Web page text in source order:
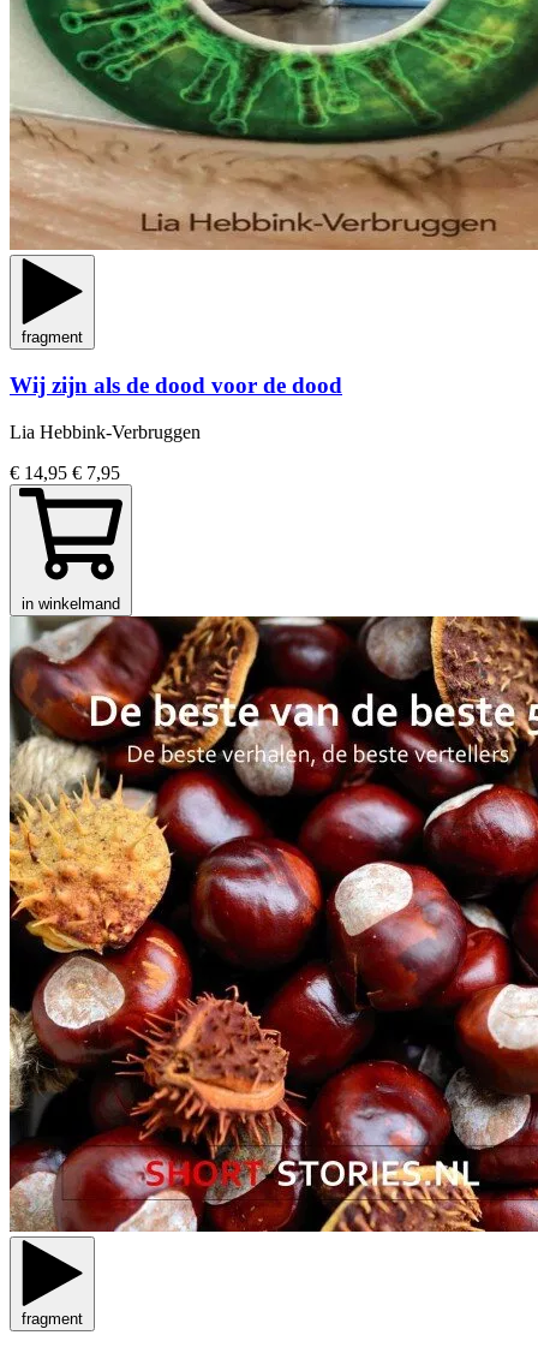
fragment
Wij zijn als de dood voor de dood
Lia Hebbink-Verbruggen
€ 14,95 € 7,95
in winkelmand
fragment